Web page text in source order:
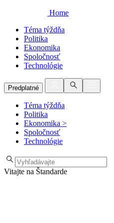
Home
Téma týždňa
Politika
Ekonomika
Spoločnosť
Technológie
Predplatné
Téma týždňa
Politika
Ekonomika >
Spoločnosť
Technológie
Vitajte na Štandarde